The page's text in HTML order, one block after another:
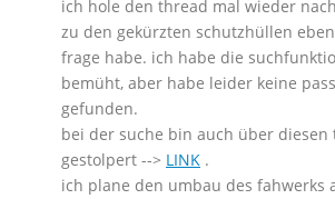
ich hole den thread mal wieder
zu den gekürzten schutzhüllen
frage habe. ich habe die
bemüht, aber habe leider keine
gefunden.
bei der suche bin auch über diesen
gestolpert --> LINK .
ich plane den umbau des fahwerks